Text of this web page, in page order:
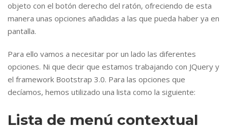
objeto con el botón derecho del ratón, ofreciendo de esta
manera unas opciones añadidas a las que pueda haber ya en
pantalla.
Para ello vamos a necesitar por un lado las diferentes
opciones. Ni que decir que estamos trabajando con JQuery y
el framework Bootstrap 3.0. Para las opciones que
decíamos, hemos utilizado una lista como la siguiente:
Lista de menú contextual